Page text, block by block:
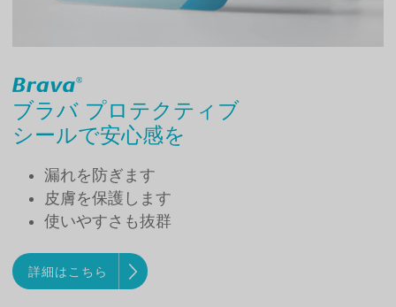
ブラバ プロテクティブ
シールで安心感を
漏れを防ぎます
皮膚を保護します
使いやすさも抜群
詳細はこちら